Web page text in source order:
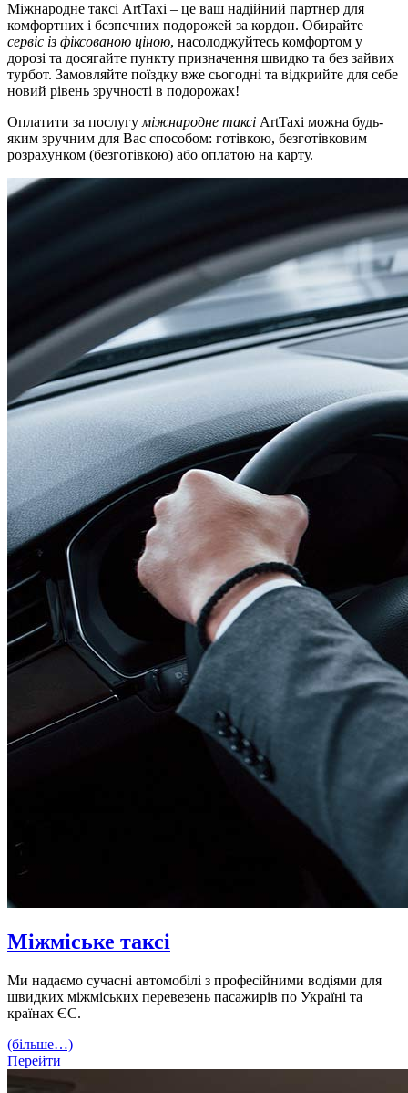
Міжнародне таксі ArtTaxi – це ваш надійний партнер для
комфортних і безпечних подорожей за кордон. Обирайте
сервіс із фіксованою ціною, насолоджуйтесь комфортом у
дорозі та досягайте пункту призначення швидко та без зайвих
турбот. Замовляйте поїздку вже сьогодні та відкрийте для себе
новий рівень зручності в подорожах!
Оплатити за послугу міжнародне таксі ArtTaxi можна будь-
яким зручним для Вас способом: готівкою, безготівковим
розрахунком (безготівкою) або оплатою на карту.
Міжміське таксі
Ми надаємо сучасні автомобілі з професійними водіями для
швидких міжміських перевезень пасажирів по Україні та
країнах ЄС.
(більше…)
Перейти